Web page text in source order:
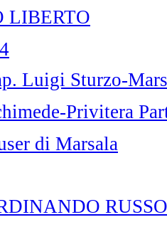
LIBERTO
Luigi Sturzo-
Privitera
di Marsala
RUSSO